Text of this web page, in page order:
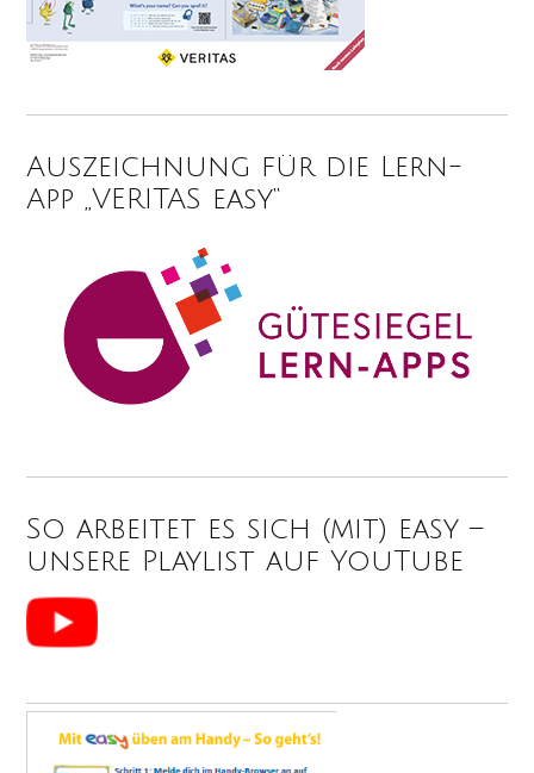
Auszeichnung für die Lern-
App „VERITAS easy“
So arbeitet es sich (mit) easy –
unsere Playlist auf YouTube